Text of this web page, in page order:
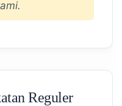
Reguler